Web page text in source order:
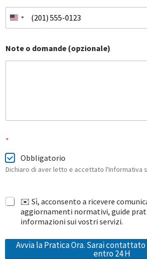
p
i
n
a
Note o domande (opzionale)
*
Obbligatorio
Dichiaro di aver letto e accettato l'Informativa
✉️ Sì, acconsento a ricevere comunicazioni via email con
aggiornamenti normativi, guide
informazioni sui vostri servizi.
Avvia la Pratica Ora. Sarai
entro 24 H